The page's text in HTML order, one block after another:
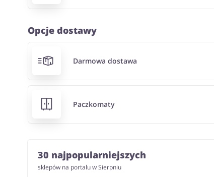
Opcje dostawy
Darmowa dostawa
Paczkomaty
30 najpopularniejszych
sklepów na portalu w Sierpniu